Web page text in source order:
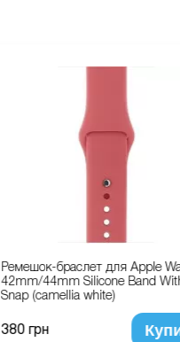
Ремешок-браслет для Apple
42mm/44mm Silicone Band
Snap (camellia white)
380 грн